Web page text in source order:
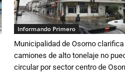
Informando Primero
Municipalidad de Osorno clarifica
camiones de alto tonelaje no
circular por sector centro de